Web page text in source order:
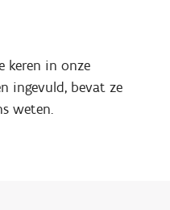
keren in onze
ingevuld, bevat ze
weten.